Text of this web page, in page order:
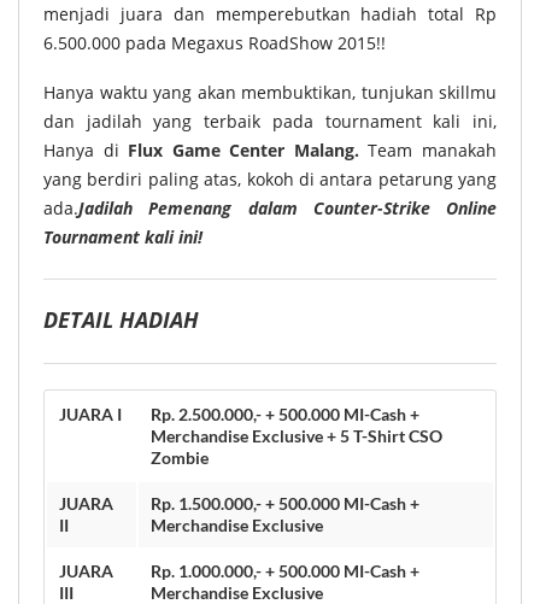
menjadi juara dan memperebutkan hadiah total Rp
6.500.000 pada Megaxus RoadShow 2015!!
Hanya waktu yang akan membuktikan, tunjukan skillmu
dan jadilah yang terbaik pada tournament kali ini,
Hanya di Flux Game Center Malang. Team manakah
yang berdiri paling atas, kokoh di antara petarung yang
ada.Jadilah Pemenang dalam Counter-Strike Online
Tournament kali ini!
DETAIL HADIAH
JUARA I
Rp. 2.500.000,- + 500.000 MI-Cash +
Merchandise Exclusive + 5 T-Shirt CSO
Zombie
JUARA
II
Rp. 1.500.000,- + 500.000 MI-Cash +
Merchandise Exclusive
JUARA
III
Rp. 1.000.000,- + 500.000 MI-Cash +
Merchandise Exclusive